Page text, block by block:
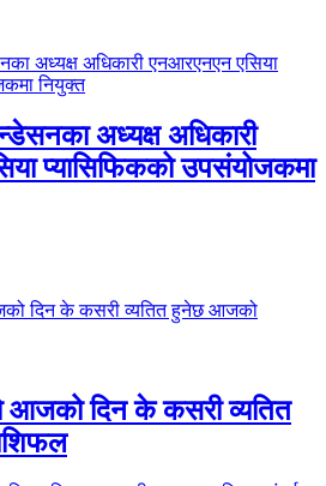
अध्यक्ष अधिकारी
प्यासिफिकको उपसंयोजकमा
आजको दिन के कसरी व्यतित